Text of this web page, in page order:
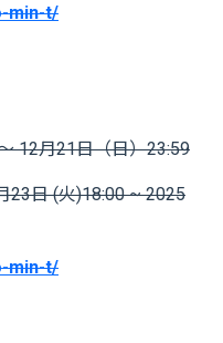
min-t/
12月21日（日）23:59
23日 (火)18:00 ~ 2025
min-t/